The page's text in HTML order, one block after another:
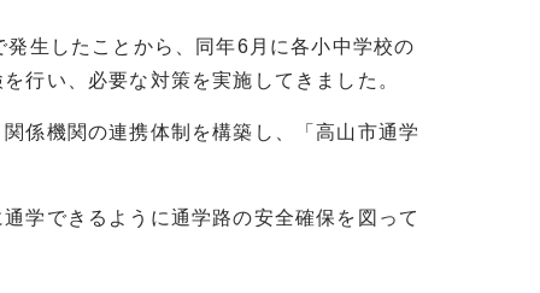
生したことから、同年6月に各小中学校の
行い、必要な対策を実施してきました。
係機関の連携体制を構築し、「高山市通学
学できるように通学路の安全確保を図って